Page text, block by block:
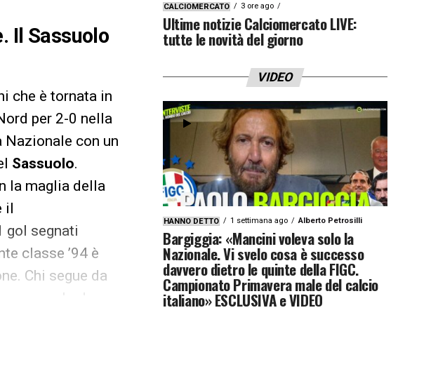
Il Sassuolo
che è tornata in
per 2-0 nella
con un
Sassuolo.
la maglia della
il
gol segnati
classe ’94 è
Chi segue da
non solo da
lui,
CALCIOMERCATO 3 ore ago
Ultime notizie Calciomercato LIVE:
tutte le novità del giorno
VIDEO
HANNO DETTO 1 settimana ago Alberto Petrosilli
Bargiggia: «Mancini voleva solo la
Nazionale. Vi svelo cosa è successo
davvero dietro le quinte della FIGC.
Campionato Primavera male del calcio
italiano» ESCLUSIVA e VIDEO